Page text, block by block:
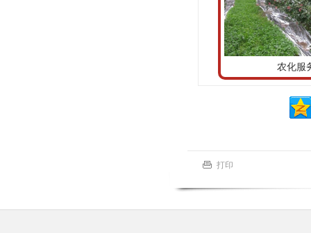
农化服
打印